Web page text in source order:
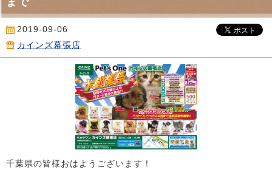
2019-09-06
カインズ幕張店
千葉県の皆様おはようございます！